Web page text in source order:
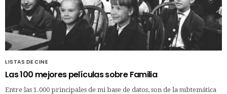
LISTAS DE CINE
Las 100 mejores películas sobre Familia
Entre las 1.000 principales de mi base de datos, son de la subtemática